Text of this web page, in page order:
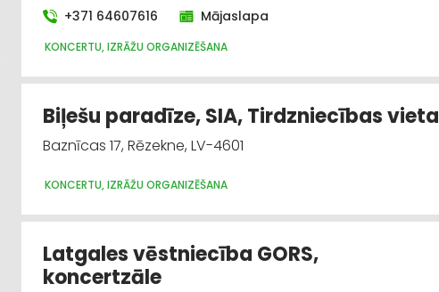
+371 64607616 Mājaslapa
KONCERTU, IZRĀŽU ORGANIZĒŠANA
Biļešu paradīze, SIA, Tirdzniecības vieta
Baznīcas 17, Rēzekne, LV-4601
KONCERTU, IZRĀŽU ORGANIZĒŠANA
Latgales vēstniecība GORS,
koncertzāle